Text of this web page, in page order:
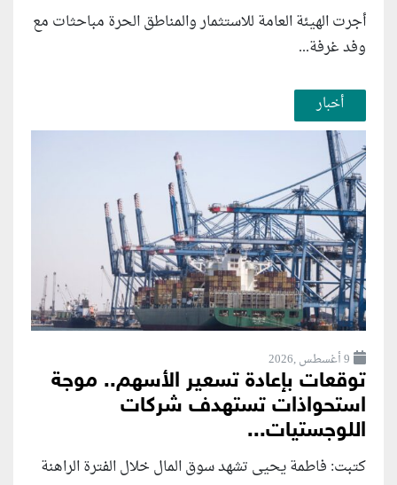
أجرت الهيئة العامة للاستثمار والمناطق الحرة مباحثات مع
وفد غرفة...
أخبار
9 أغسطس ,2026
توقعات بإعادة تسعير الأسهم.. موجة
استحواذات تستهدف شركات
اللوجستيات...
كتبت: فاطمة يحيى تشهد سوق المال خلال الفترة الراهنة